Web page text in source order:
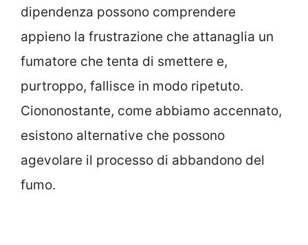
dipendenza possono comprendere
appieno la frustrazione che attanaglia un
fumatore che tenta di smettere e,
purtroppo, fallisce in modo ripetuto.
Ciononostante, come abbiamo accennato,
esistono alternative che possono
agevolare il processo di abbandono del
fumo.